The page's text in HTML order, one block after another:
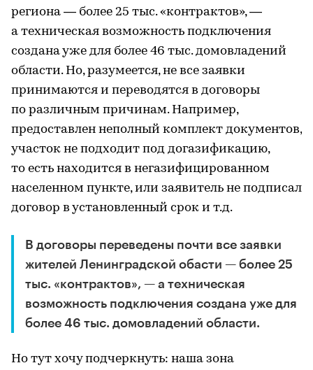
региона — более 25 тыс. «контрактов», —
а техническая возможность подключения
создана уже для более 46 тыс. домовладений
области. Но, разумеется, не все заявки
принимаются и переводятся в договоры
по различным причинам. Например,
предоставлен неполный комплект документов,
участок не подходит под догазификацию,
то есть находится в негазифицированном
населенном пункте, или заявитель не подписал
договор в установленный срок и т.д.
В договоры переведены почти все заявки
жителей Ленинградской обасти — более 25
тыс. «контрактов», — а техническая
возможность подключения создана уже для
более 46 тыс. домовладений области.
Но тут хочу подчеркнуть: наша зона